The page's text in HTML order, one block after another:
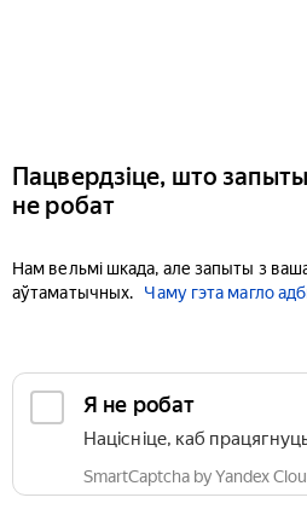
Пацвердзіце, што
не робат
Нам вельмі шкада, але запыты з
аўтаматычных.
Чаму гэта магло
Я не робат
Націсніце, каб
SmartCaptcha by Yandex